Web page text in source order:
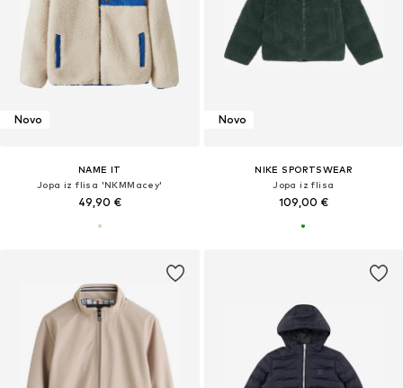
Novo
NAME IT
Jopa iz flisa 'NKMMacey'
49,90 €
Novo
NIKE SPORTSWEAR
Jopa iz flisa
109,00 €